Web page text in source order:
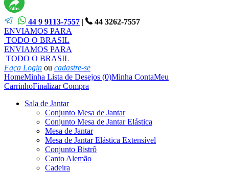
24hs
44 9 9113-7557 |
44 3262-7557
ENVIAMOS PARA
TODO O BRASIL
ENVIAMOS PARA
TODO O BRASIL
Faça Login ou cadastre-se
HomeMinha Lista de Desejos (0)Minha ContaMeu
CarrinhoFinalizar Compra
Sala de Jantar
Conjunto Mesa de Jantar
Conjunto Mesa de Jantar Elástica
Mesa de Jantar
Mesa de Jantar Elástica Extensível
Conjunto Bistrô
Canto Alemão
Cadeira